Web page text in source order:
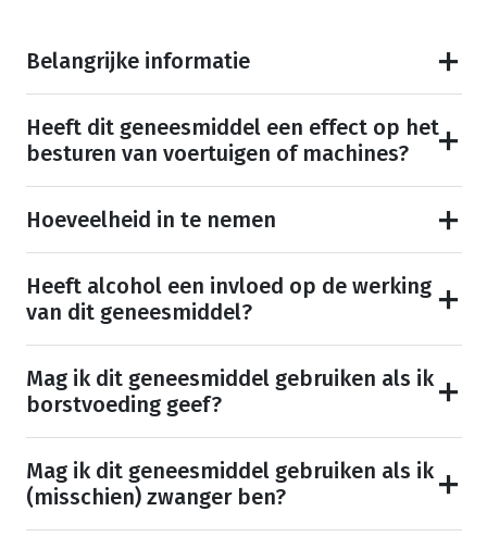
Belangrijke informatie
Heeft dit geneesmiddel een effect op het
besturen van voertuigen of machines?
Hoeveelheid in te nemen
Heeft alcohol een invloed op de werking
van dit geneesmiddel?
Mag ik dit geneesmiddel gebruiken als ik
borstvoeding geef?
Mag ik dit geneesmiddel gebruiken als ik
(misschien) zwanger ben?